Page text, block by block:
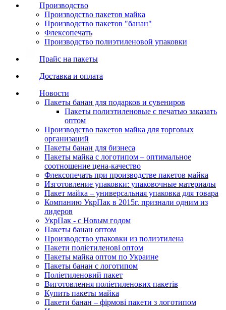
Производство
Производство пакетов майка
Производство пакетов "банан"
Флексопечать
Производство полиэтиленовой упаковки
Прайс на пакеты
Доставка и оплата
Новости
Пакеты банан для подарков и сувениров
Пакеты полиэтиленовые с печатью заказать
оптом
Производство пакетов майка для торговых
организаций
Пакеты банан для бизнеса
Пакеты майка с логотипом – оптимальное
соотношение цена-качество
Флексопечать при производстве пакетов майка
Изготовление упаковки: упаковочные материалы
Пакет майка – универсальная упаковка для товара
Компанию УкрПак в 2015г. признали одним из
лидеров
УкрПак - с Новым годом
Пакеты банан оптом
Производство упаковки из полиэтилена
Пакети поліетиленові оптом
Пакеты майка оптом по Украине
Пакеты банан с логотипом
Поліетиленовий пакет
Виготовлення поліетиленових пакетів
Купить пакеты майка
Пакети банан – фірмові пакети з логотипом